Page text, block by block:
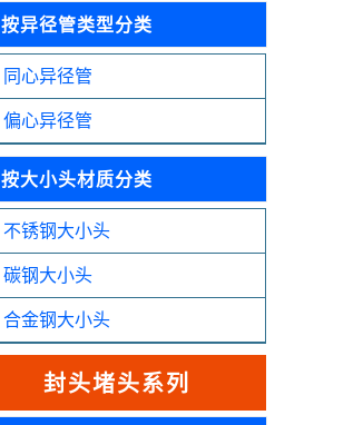
按异径管类型分类
同心异径管
偏心异径管
按大小头材质分类
不锈钢大小头
碳钢大小头
合金钢大小头
封头堵头系列